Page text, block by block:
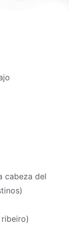
cabeza del